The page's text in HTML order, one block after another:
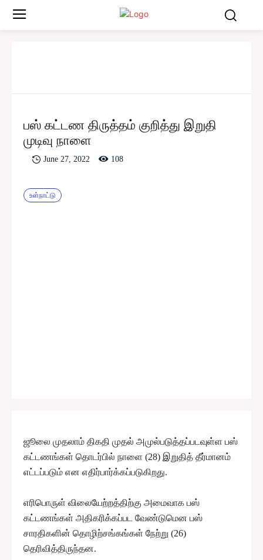
பஸ் கட்டண திருத்தம் குறித்து இறுதி
முடிவு நாளை
June 27, 2022 108
உள்நாட்டு
ஜூலை முதலாம் திகதி முதல் அமுல்படுத்தப்படவுள்ள பஸ்
கட்டணங்கள் தொடர்பில் நாளை (28) இறுதித் தீர்மானம்
எட்டப்படும் என எதிர்பார்க்கப்படுகிறது.
எரிபொருள் விலையேற்றத்திற்கு அமைவாக பஸ்
கட்டணங்கள் அதிகரிக்கப்பட வேண்டுமென பஸ்
சாரதிகளின் தொழிற்சங்கங்கள் நேற்று (26)
தெரிவித்திருந்தன.